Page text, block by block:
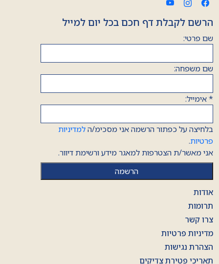
הרשם לקבלת דף חכם בכל יום למייל
שם פרטי:
שם משפחה:
*אימייל:
בלחיצה על כפתור הרשמה אני מסכימ/הלמדיניות
פרטיות.
אני מאשר/ת הצטרפות למאגר מידע ורשימת דיוור.
אודות
תרומות
צרו קשר
מדיניות פרטיות
הצהרת נגישות
תאריכי פטירת צדיקים